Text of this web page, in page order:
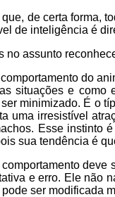
de certa forma,
de inteligência é
no assunto
do
situações e como
minimizado. É o
uma irresistível
Esse instinto
sua tendência é
e erro. Ele não
ser modificada